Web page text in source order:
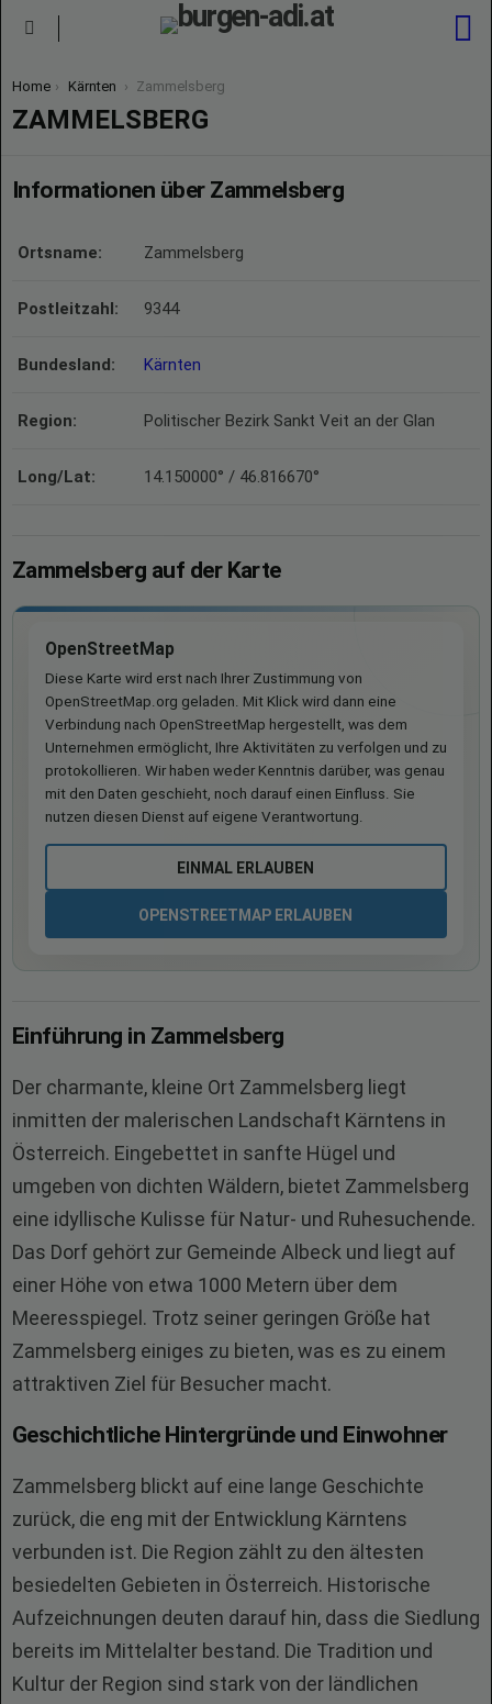
You are here:
Home Kärnten Zammelsberg
ZAMMELSBERG
Informationen über Zammelsberg
Ortsname: Zammelsberg
Postleitzahl: 9344
Bundesland: Kärnten
Region: Politischer Bezirk Sankt Veit an der Glan
Long/Lat: 14.150000° / 46.816670°
Zammelsberg auf der Karte
OpenStreetMap
Diese Karte wird erst nach Ihrer Zustimmung von
OpenStreetMap.org geladen. Mit Klick wird dann eine
Verbindung nach OpenStreetMap hergestellt, was dem
Unternehmen ermöglicht, Ihre Aktivitäten zu verfolgen und zu
protokollieren. Wir haben weder Kenntnis darüber, was genau
mit den Daten geschieht, noch darauf einen Einfluss. Sie
nutzen diesen Dienst auf eigene Verantwortung.
EINMAL ERLAUBEN
OPENSTREETMAP ERLAUBEN
Einführung in Zammelsberg
Der charmante, kleine Ort Zammelsberg liegt
inmitten der malerischen Landschaft Kärntens in
Österreich. Eingebettet in sanfte Hügel und
umgeben von dichten Wäldern, bietet Zammelsberg
eine idyllische Kulisse für Natur- und Ruhesuchende.
Das Dorf gehört zur Gemeinde Albeck und liegt auf
einer Höhe von etwa 1000 Metern über dem
Meeresspiegel. Trotz seiner geringen Größe hat
Zammelsberg einiges zu bieten, was es zu einem
attraktiven Ziel für Besucher macht.
Geschichtliche Hintergründe und Einwohner
Zammelsberg blickt auf eine lange Geschichte
zurück, die eng mit der Entwicklung Kärntens
verbunden ist. Die Region zählt zu den ältesten
besiedelten Gebieten in Österreich. Historische
Aufzeichnungen deuten darauf hin, dass die Siedlung
bereits im Mittelalter bestand. Die Tradition und
Kultur der Region sind stark von der ländlichen